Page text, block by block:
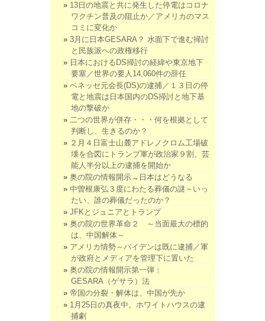
13日の地震と共に発生した停電はコロナ
ワクチン普及の阻止か／アメリカのマス
コミに変化か
3月に日本GESARA？ 水面下で進む掃討
と民族派への政権移行
日本におけるDS掃討の経緯や東京地下
要塞／世界の要人14,060件の辞任
ベネッセ元会長(DS)の逮捕／１３日の停
電と地震は日本国内のDS掃討と地下基
地の撃破か
二つの世界が併存・・・何を根拠として
判断し、生きるのか？
２月４日富士山麓アドレノクロム工場破
壊を合図にトランプ軍が政治家９割、芸
能人半分以上の逮捕を開始か
奥の院の情報開示→日本はどうなる
中曽根康弘３度にわたる葬儀の謎～いっ
たい、誰の葬儀だったのか？
JFKとジュニアとトランプ
奥の院の世界革命２ ～当面最大の標的
は、中国解体～
アメリカ情勢～バイデンは既に逮捕／軍
が政府とメディアを管理下に置いた
奥の院の情報開示第一弾：
GESARA（ゲサラ）法
帝国の分裂・解体は、中国が先か
1月25日の真夜中。ホワイトハウスの逮
捕劇